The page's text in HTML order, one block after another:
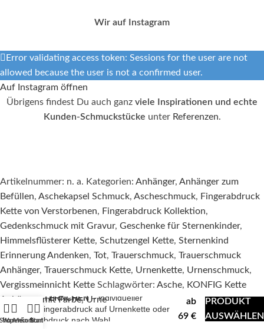
Wir auf Instagram
Error validating access token: Sessions for the user are not
allowed because the user is not a confirmed user.
Auf Instagram öffnen
Übrigens findest Du auch ganz viele Inspirationen und echte
Kunden-Schmuckstücke unter Referenzen.
Artikelnummer: n. a. Kategorien: Anhänger, Anhänger zum
Befüllen, Aschekapsel Schmuck, Ascheschmuck, Fingerabdruck
Kette von Verstorbenen, Fingerabdruck Kollektion,
Gedenkschmuck mit Gravur, Geschenke für Sternenkinder,
Himmelsflüsterer Kette, Schutzengel Kette, Sternenkind
Erinnerung Andenken, Tot, Trauerschmuck, Trauerschmuck
Anhänger, Trauerschmuck Kette, Urnenkette, Urnenschmuck,
Vergissmeinnicht Kette Schlagwörter: Asche, KONFIG Kette
Anhänger mit Farbe, Urne
KATEGORIEN
STERNCHEN – individueller
Fingerabdruck auf Urnenkette oder
Abdruck nach Wahl
ab
69 €
PRODUKT
AUSWÄHLEN
Shop
Warenkorb
Mein Konto
Start